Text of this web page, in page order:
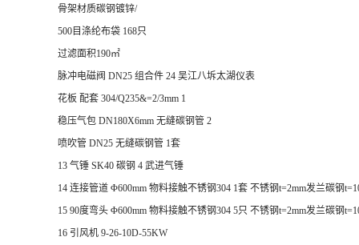
骨架材质碳钢镀锌/
500目涤纶布袋 168只
过滤面积190㎡
脉冲电磁阀 DN25 组合件 24 吴江八坼太湖仪表
花板 配套 304/Q235&=2/3mm 1
稳压气包 DN180X6mm 无缝碳钢管 2
喷吹管 DN25 无缝碳钢管 1套
13 气锤 SK40 碳钢 4 武进气锤
14 连接管道 Φ600mm 物料接触不锈钢304 1套 不锈钢t=2mm发兰碳钢
15 90度弯头 Φ600mm 物料接触不锈钢304 5只 不锈钢t=2mm发兰碳钢
16 引风机 9-26-10D-55KW